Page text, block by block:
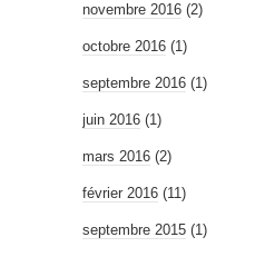
novembre 2016 (2)
octobre 2016 (1)
septembre 2016 (1)
juin 2016 (1)
mars 2016 (2)
février 2016 (11)
septembre 2015 (1)